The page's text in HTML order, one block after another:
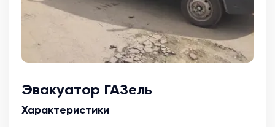
Эвакуатор ГАЗель
Характеристики